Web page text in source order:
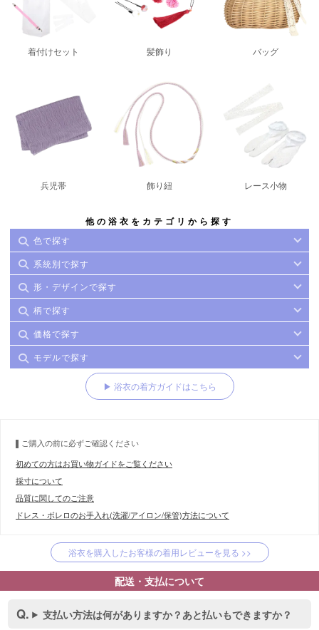
着付けセット 髪飾り バッグ
兵児帯 飾り紐 レース小物
他の浴衣をカテゴリから探す
色で探す
系統別で探す
形・デザインで探す
柄で探す
価格で探す
モデルで探す
▶ 浴衣の着方ガイドはこちら
ご購入の前に必ずご確認ください
初めての方はお買い物ガイドをご覧ください
採寸について
品質に関してのご注意
ドレス・ボレロのお手入れ(洗濯/アイロン/保管)方法について
浴衣を購入したお客様の着用レビューを見る >>
配送・支払について
支払い方法は何がありますか？あと払いもできますか？